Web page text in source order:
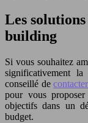
Les
building
Si vous souhaitez
significativement
conseillé de
pour vous
objectifs dans un
budget.